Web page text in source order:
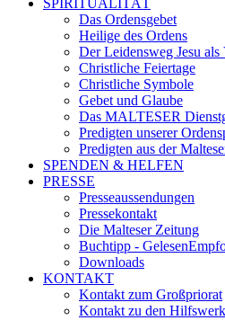
Das Ordensgebet
Heilige des Ordens
Der Leidensweg Jesu
Christliche Feiertage
Christliche Symbole
Gebet und Glaube
Das MALTESER
Predigten unserer
Predigten aus der
SPENDEN & HELFEN
PRESSE
Presseaussendungen
Pressekontakt
Die Malteser Zeitung
Buchtipp -
Downloads
KONTAKT
Kontakt zum Großpriorat
Kontakt zu den